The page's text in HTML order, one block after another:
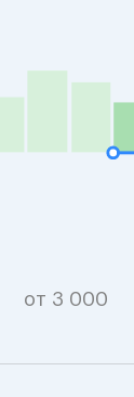
от 3 000